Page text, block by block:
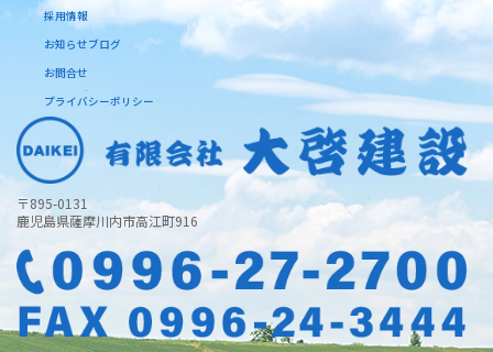
採用情報
お知らせブログ
お問合せ
プライバシーポリシー
〒895-0131
鹿児島県薩摩川内市高江町916